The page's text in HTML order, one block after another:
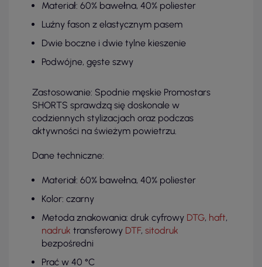
Materiał: 60% bawełna, 40% poliester
Luźny fason z elastycznym pasem
Dwie boczne i dwie tylne kieszenie
Podwójne, gęste szwy
Zastosowanie: Spodnie męskie Promostars
SHORTS sprawdzą się doskonale w
codziennych stylizacjach oraz podczas
aktywności na świeżym powietrzu.
Dane techniczne:
Materiał: 60% bawełna, 40% poliester
Kolor: czarny
Metoda znakowania: druk cyfrowy DTG, haft,
nadruk transferowy DTF, sitodruk
bezpośredni
Prać w 40 °C